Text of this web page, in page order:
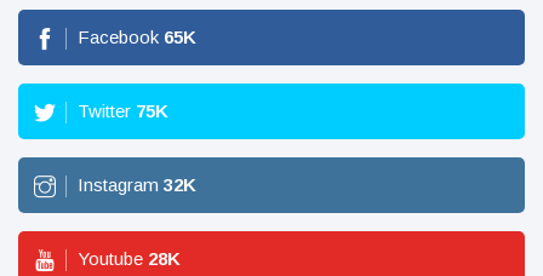
Facebook 65K
Twitter 75K
Instagram 32K
Youtube 28K